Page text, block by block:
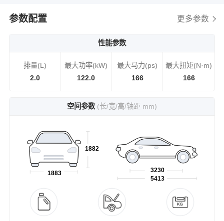
参数配置 更多参数
性能参数
排量(L)
2.0
最大功率(kW)
122.0
最大马力(ps)
166
最大扭矩(N·m)
166
空间参数 (长/宽/高/轴距 mm)
1883
1882
5413
3230